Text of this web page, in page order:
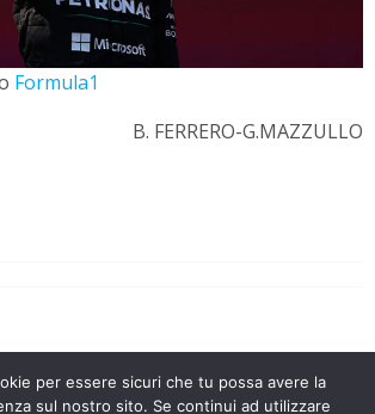
Formula1
B. FERRERO-G.MAZZULLO
per essere sicuri che tu possa avere la
sul nostro sito. Se continui ad utilizzare